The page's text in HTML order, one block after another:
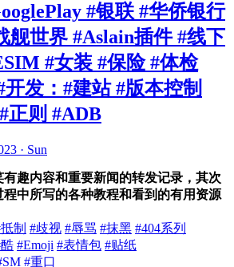
#银联 #华侨银行
舰世界 #Aslain插件 #线下
#女装 #保险 #体检
开发：#建站 #版本控制
正则 #ADB
· Sun
有趣内容和重要新闻的转发记录，其次
程中所写的各种教程和看到的有用资源
制 #歧视 #辱骂 #抹黑 #404系列
#Emoji #表情包 #贴纸
#重口